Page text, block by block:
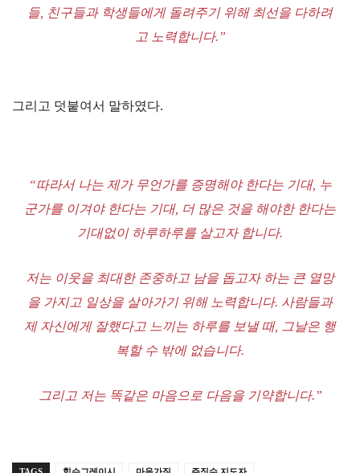
들, 친구들과 학생들에게 돌려주기 위해 최선을 다하려
고 노력합니다.”
그리고 덧붙여서 말하였다.
“따라서 나는 제가 무언가를 증명해야 한다는 기대, 누
군가를 이겨야 한다는 기대, 더 많은 것을 해야한 한다는
기대없이 하루하루를 살고자 합니다.
저는 이웃을 최대한 존중하고 남을 돕고자 하는 큰 열망
을 가지고 일상을 살아가기 위해 노력합니다. 사람들과
제 자신에게 잘했다고 느끼는 하루를 보낼 때, 그날은 행
복할 수 밖에 없습니다.
그리고 저는 똑같은 마음으로 다음을 기약합니다.”
TAGS 힉슨그레이시 마음가짐 주짓수 지도자